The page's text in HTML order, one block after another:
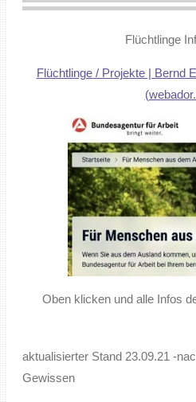
Flüchtlinge
Flüchtlinge / Projekte | Bernd
Oben klicken und alle Infos
aktualisierter Stand 23.09.21 -
Gewissen